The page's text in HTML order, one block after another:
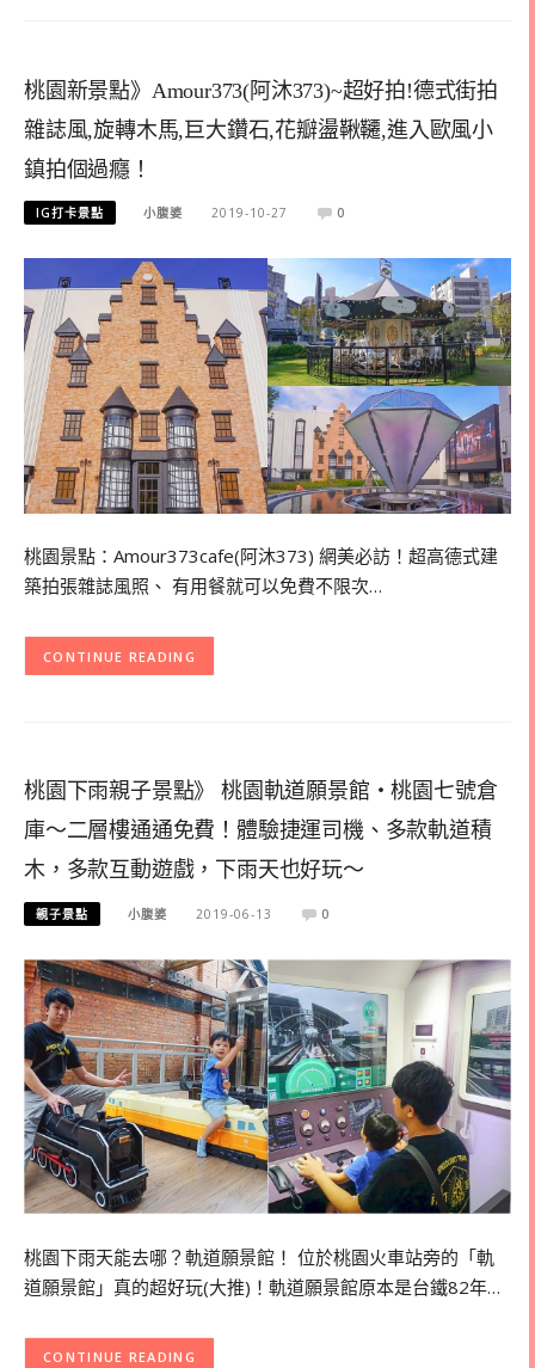
桃園新景點》Amour373(阿沐373)~超好拍!德式街拍
雜誌風,旋轉木馬,巨大鑽石,花瓣盪鞦韆,進入歐風小
鎮拍個過癮！
IG打卡景點 小腹婆 2019-10-27 0
桃園景點：Amour373cafe(阿沐373) 網美必訪！超高德式建
築拍張雜誌風照、 有用餐就可以免費不限次…
CONTINUE READING
桃園下雨親子景點》 桃園軌道願景館・桃園七號倉
庫～二層樓通通免費！體驗捷運司機、多款軌道積
木，多款互動遊戲，下雨天也好玩～
親子景點 小腹婆 2019-06-13 0
桃園下雨天能去哪？軌道願景館！ 位於桃園火車站旁的「軌
道願景館」真的超好玩(大推)！軌道願景館原本是台鐵82年…
CONTINUE READING